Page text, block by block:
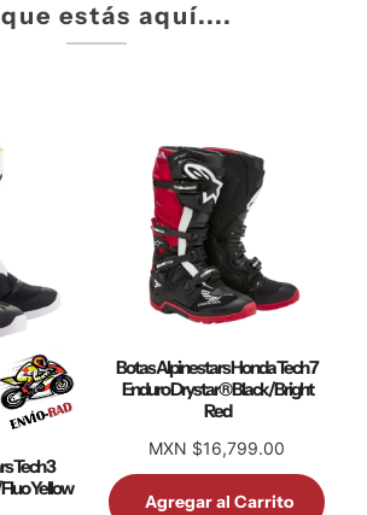
estás aquí....
Tech 3
Yellow
Botas Alpinestars Honda Tech 7
Enduro Drystar® Black/Bright
Red
MXN $16,799.00
Agregar al Carrito